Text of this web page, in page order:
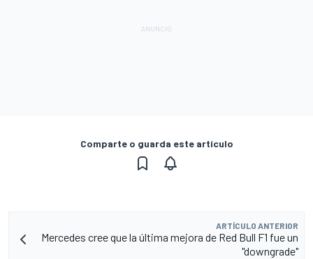
Comparte o guarda este artículo
ARTÍCULO ANTERIOR
Mercedes cree que la última mejora de Red Bull F1 fue un
"downgrade"